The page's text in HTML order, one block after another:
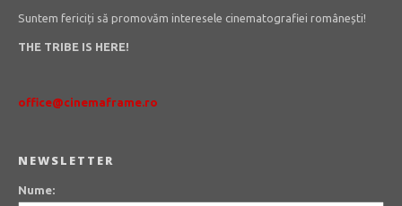
Suntem fericiți să promovăm interesele cinematografiei românești!
THE TRIBE IS HERE!
office@cinemaframe.ro
NEWSLETTER
Nume: